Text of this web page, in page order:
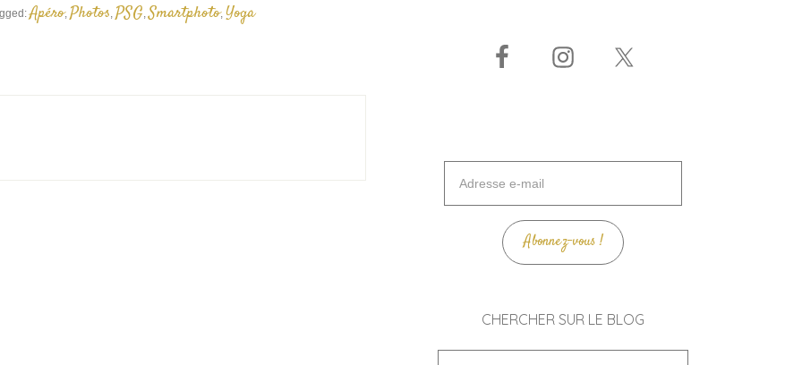
Apéro, Photos, PSG,Smartphoto, Yoga
mail
Abonnez-vous !
CHERCHER SUR LE BLOG